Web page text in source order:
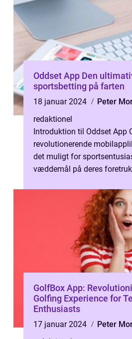
Oddset App Den ultimative guide til
sportsbetting på farten
18 januar 2024
Peter
redaktionel
Introduktion til Oddset App
revolutionerende
det muligt for
væddemål på deres
GolfBox App:
Golfing Experience for
Enthusiasts
17 januar 2024
Peter